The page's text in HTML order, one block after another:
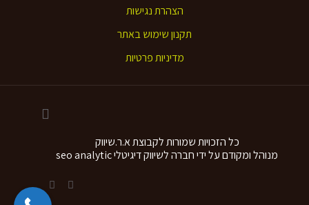
הצהרת נגישות
תקנון שימוש באתר
מדיניות פרטיות
כל הזכויות שמורות לקבוצת א.ר.שיווק
מנוהל ומקודם על ידי חברה לשיווק דיגיטלי seo analytic